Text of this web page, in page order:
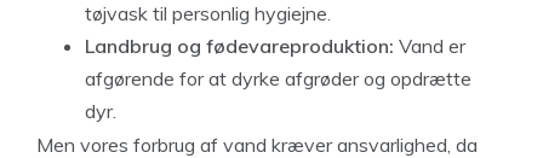
tøjvask til personlig hygiejne.
Landbrug og fødevareproduktion: Vand er
afgørende for at dyrke afgrøder og opdrætte
dyr.
Men vores forbrug af vand kræver ansvarlighed, da